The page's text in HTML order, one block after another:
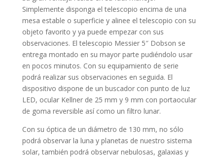
Simplemente disponga el telescopio encima de una
mesa estable o superficie y alinee el telescopio con su
objeto favorito y ya puede empezar con sus
observaciones. El telescopio Messier 5″ Dobson se
entrega montado en su mayor parte pudiéndolo usar
en pocos minutos. Con su equipamiento de serie
podrá realizar sus observaciones en seguida. El
dispositivo dispone de un buscador con punto de luz
LED, ocular Kellner de 25 mm y 9 mm con portaocular
de goma reversible así como un filtro lunar.
Con su óptica de un diámetro de 130 mm, no sólo
podrá observar la luna y planetas de nuestro sistema
solar, también podrá observar nebulosas, galaxias y